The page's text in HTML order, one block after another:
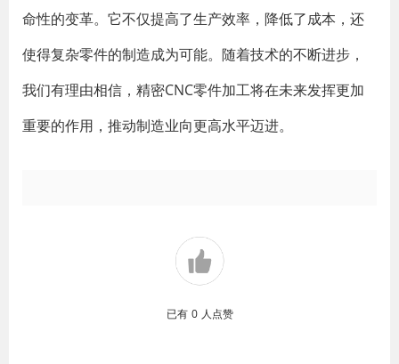
命性的变革。它不仅提高了生产效率，降低了成本，还
使得复杂零件的制造成为可能。随着技术的不断进步，
我们有理由相信，精密CNC零件加工将在未来发挥更加
重要的作用，推动制造业向更高水平迈进。
已有 0 人点赞